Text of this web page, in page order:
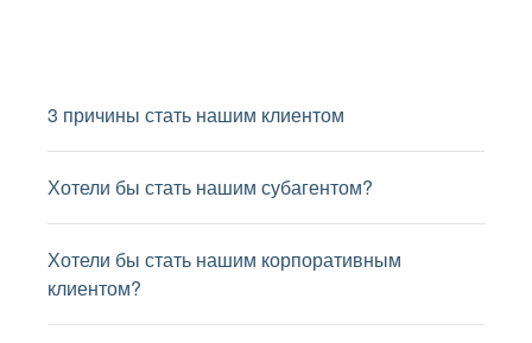
3 причины стать нашим клиентом
Хотели бы стать нашим субагентом?
Хотели бы стать нашим корпоративным
клиентом?